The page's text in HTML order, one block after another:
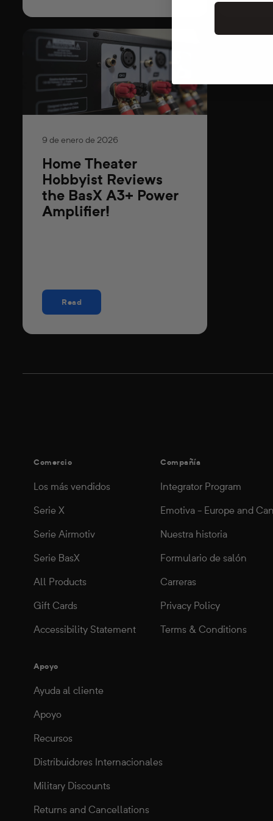
9 de enero de 2026
Home Theater
Hobbyist Reviews
the BasX A3+ Power
Amplifier!
Read
Comercio
Los más vendidos
Serie X
Serie Airmotiv
Serie BasX
All Products
Gift Cards
Accessibility Statement
Compañía
Integrator Program
Emotiva - Europe and
Nuestra historia
Formulario de salón
Carreras
Privacy Policy
Terms & Conditions
Apoyo
Ayuda al cliente
Apoyo
Recursos
Distribuidores Internacionales
Military Discounts
Returns and Cancellations